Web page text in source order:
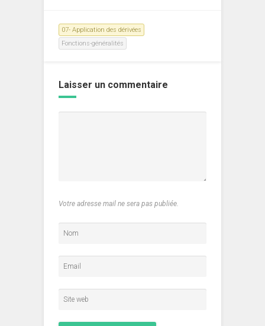
07- Application des dérivées
Fonctions-généralités
Laisser un commentaire
Votre adresse mail ne sera pas publiée.